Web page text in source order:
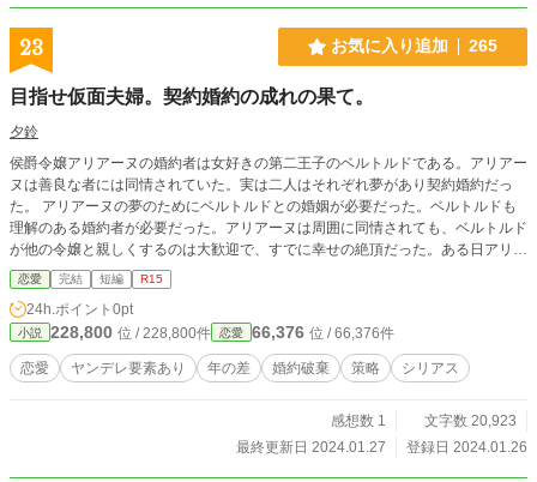
23 お気に入り追加 265
目指せ仮面夫婦。契約婚約の成れの果て。
夕鈴
侯爵令嬢アリアーヌの婚約者は女好きの第二王子のベルトルドである。アリアー
ヌは善良な者には同情されていた。実は二人はそれぞれ夢があり契約婚約だっ
た。 アリアーヌの夢のためにベルトルドとの婚姻が必要だった。ベルトルドも
理解のある婚約者が必要だった。アリアーヌは周囲に同情されても、ベルトルド
が他の令嬢と親しくするのは大歓迎で、すでに幸せの絶頂だった。ある日アリア
ーヌは不幸のどん底に突き落とされた。そして、アリアーヌの努力が全て本人に
とっては都合の悪いように勘違いを生む。策に溺れた侯爵令嬢の物語。 恋愛要
素は薄く残酷描写とR15はお守りかわりです。
恋愛 完結 短編 R15
24h.ポイント 0pt
小説 228,800 位 / 228,800件 恋愛 66,376 位 / 66,376件
恋愛 ヤンデレ要素あり 年の差 婚約破棄 策略 シリアス
感想数 1
文字数 20,923
最終更新日 2024.01.27
登録日 2024.01.26